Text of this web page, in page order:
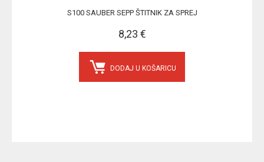
S100 SAUBER SEPP ŠTITNIK ZA SPREJ
8,23 €
DODAJ U KOŠARICU